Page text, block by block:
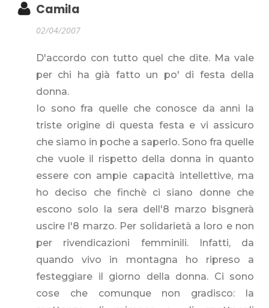
Camila
02/04/2007
D'accordo con tutto quel che dite. Ma vale
per chi ha già fatto un po' di festa della
donna.
Io sono fra quelle che conosce da anni la
triste origine di questa festa e vi assicuro
che siamo in poche a saperlo. Sono fra quelle
che vuole il rispetto della donna in quanto
essere con ampie capacità intellettive, ma
ho deciso che finchè ci siano donne che
escono solo la sera dell'8 marzo bisgnerà
uscire l'8 marzo. Per solidarietà a loro e non
per rivendicazioni femminili. Infatti, da
quando vivo in montagna ho ripreso a
festeggiare il giorno della donna. Ci sono
cose che comunque non gradisco: la